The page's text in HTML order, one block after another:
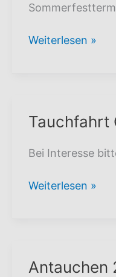
Sommerfest
Weiterlesen »
Tauchfahrt
Bei Interesse
Tauchfahrt
Weiterlesen »
Antauchen